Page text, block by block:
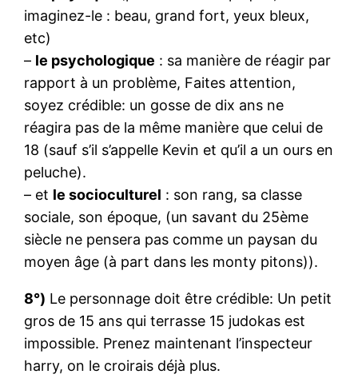
imaginez-le : beau, grand fort, yeux bleux,
etc)
– le psychologique : sa manière de réagir par
rapport à un problème, Faites attention,
soyez crédible: un gosse de dix ans ne
réagira pas de la même manière que celui de
18 (sauf s’il s’appelle Kevin et qu’il a un ours en
peluche).
– et le socioculturel : son rang, sa classe
sociale, son époque, (un savant du 25ème
siècle ne pensera pas comme un paysan du
moyen âge (à part dans les monty pitons)).
8°) Le personnage doit être crédible: Un petit
gros de 15 ans qui terrasse 15 judokas est
impossible. Prenez maintenant l’inspecteur
harry, on le croirais déjà plus.